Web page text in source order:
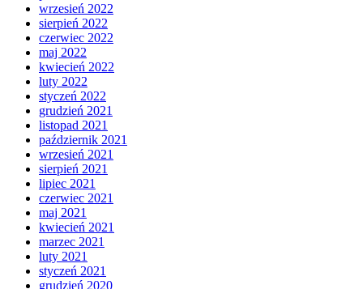
wrzesień 2022
sierpień 2022
czerwiec 2022
maj 2022
kwiecień 2022
luty 2022
styczeń 2022
grudzień 2021
listopad 2021
październik 2021
wrzesień 2021
sierpień 2021
lipiec 2021
czerwiec 2021
maj 2021
kwiecień 2021
marzec 2021
luty 2021
styczeń 2021
grudzień 2020